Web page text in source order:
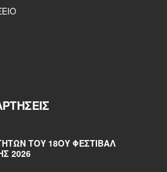
ΤΟΥ 18ΟΥ ΦΕΣΤΙΒΆΛ
2026